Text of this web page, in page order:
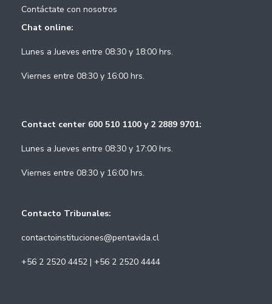
Contáctate con nosotros
Chat online:
Lunes a Jueves entre 08:30 y 18:00 hrs.
Viernes entre 08:30 y 16:00 hrs.
Contact center 600 510 1100 y 2 2889 9701:
Lunes a Jueves entre 08:30 y 17:00 hrs.
Viernes entre 08:30 y 16:00 hrs.
Contacto Tribunales:
contactoinstituciones@pentavida.cl
+56 2 2520 4452 | +56 2 2520 4444